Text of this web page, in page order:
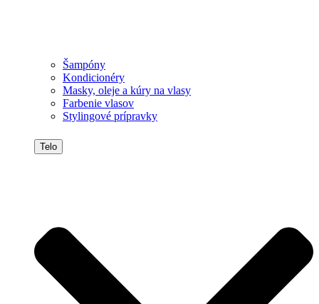
Šampóny
Kondicionéry
Masky, oleje a kúry na vlasy
Farbenie vlasov
Stylingové prípravky
Telo